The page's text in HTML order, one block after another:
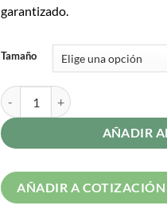
garantizado.
Tamaño
AÑADIR
AÑADIR A COTIZACIÓN